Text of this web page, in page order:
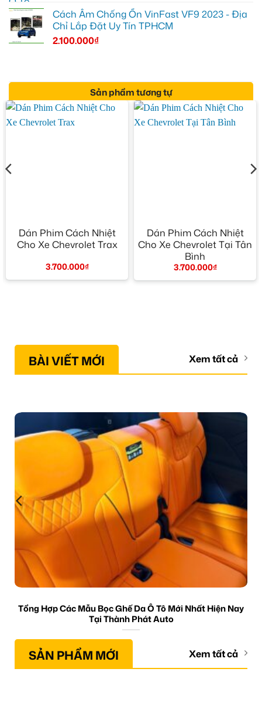
Cách Âm Chống Ồn VinFast VF9 2023 - Địa
Chỉ Lắp Đặt Uy Tín TPHCM
2.100.000₫
Sản phẩm tương tự
Dán Phim Cách Nhiệt
Cho Xe Chevrolet Trax
3.700.000₫
Dán Phim Cách Nhiệt
Cho Xe Chevrolet Tại Tân
Bình
3.700.000₫
BÀI VIẾT MỚI Xem tất cả
Tổng Hợp Các Mẫu Bọc Ghế Da Ô Tô Mới Nhất Hiện Nay
Tại Thành Phát Auto
SẢN PHẨM MỚI Xem tất cả